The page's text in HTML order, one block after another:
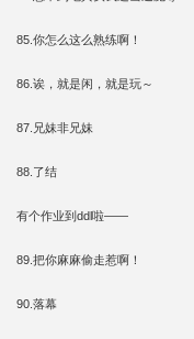
85.你怎么这么熟练啊！
86.诶，就是闲，就是玩～
87.兄妹非兄妹
88.了结
有个作业到ddl啦——
89.把你麻麻偷走惹啊！
90.落幕